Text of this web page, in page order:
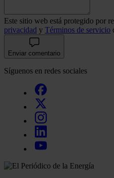
Este sitio web está protegido por
privacidad y Términos de servicio
Enviar comentario
Síguenos en redes sociales